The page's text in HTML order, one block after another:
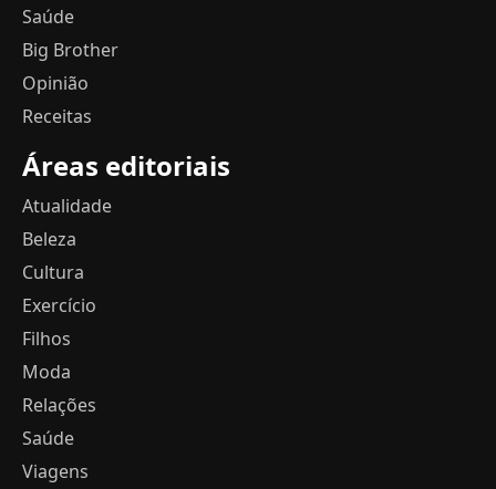
Saúde
Big Brother
Opinião
Receitas
Áreas editoriais
Atualidade
Beleza
Cultura
Exercício
Filhos
Moda
Relações
Saúde
Viagens